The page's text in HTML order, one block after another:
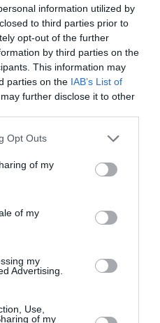
information utilized by
to third parties prior to
opt-out of the further
by third parties on the
This information may
parties on the IAB’s List of
further disclose it to other
Opt Outs
of my
of my
my
Advertising.
Use,
of my
στις ΗΠΑ
επενδύσεις στην
πλέον καταξιωμένα
Τζονκς Χόπκινς,
στη
το Β’ μέρος
από την ΕΤ 3 το
στη Μεσσηνία